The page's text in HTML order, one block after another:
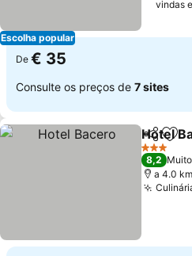
Escolha popular
vindas
De € 35
Consulte os preços de 7 sites
Partilhar
Hotel
3 Estrelas
8,2
a 4.0